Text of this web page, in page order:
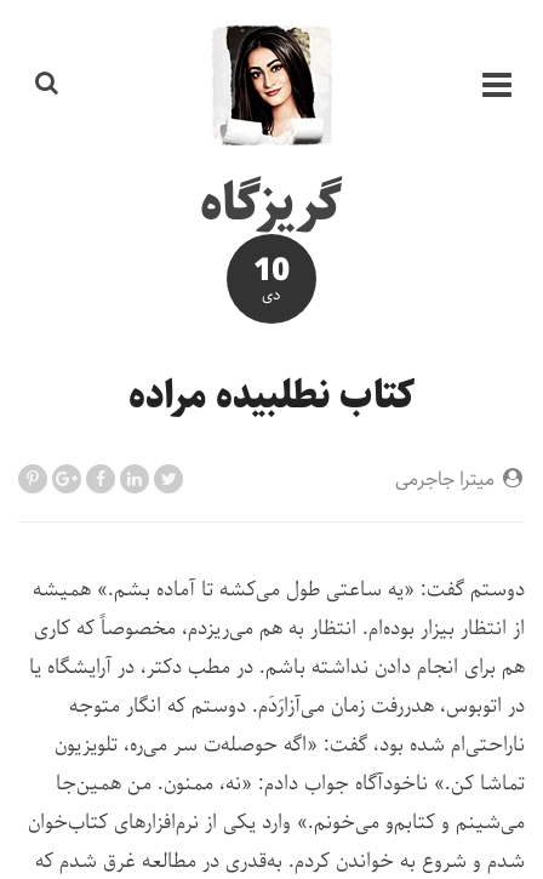
گریزگاه
10
دی
کتاب نطلبیده مراده
میترا جاجرمی
دوستم گفت: «یه ساعتی طول می‌کشه تا آماده بشم.» همیشه
از انتظار بیزار بوده‌ام. انتظار به هم می‌ریزدم، مخصوصاً که کاری
هم برای انجام دادن نداشته باشم. در مطب دکتر، در آرایشگاه یا
در اتوبوس، هدررفت زمان می‌آزارَدَم. دوستم که انگار متوجه
ناراحتی‌ام شده بود، گفت: «اگه حوصله‌ت سر می‌ره، تلویزیون
تماشا کن.» ناخودآگاه جواب دادم: «نه، ممنون. من همین‌جا
می‌شینم و کتابم‌و می‌خونم.» وارد یکی از نرم‌افزارهای کتاب‌خوان
شدم و شروع به خواندن کردم. به‌قدری در مطالعه غرق شدم که